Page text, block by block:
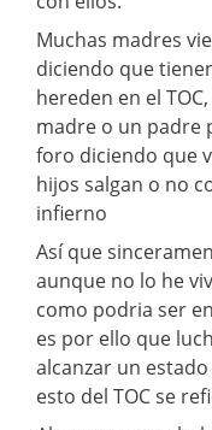
Muchas madres
diciendo que
hereden en el
madre o un padre
foro diciendo que
hijos salgan o no
infierno
Así que
aunque no lo he
como podria ser
es por ello que
alcanzar un
esto del TOC se